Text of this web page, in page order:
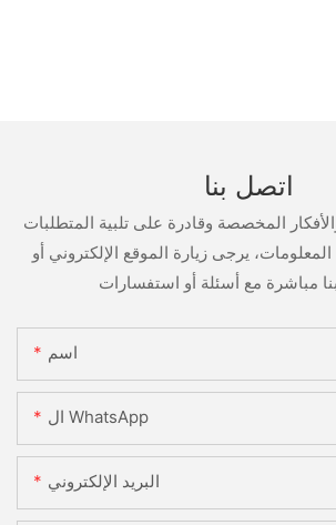
اتصل بنا
المخصصة وقادرة على تلبية المتطلبات
يرجى زيارة الموقع الإلكتروني أو
اسم
ال WhatsApp
البريد الإلكتروني